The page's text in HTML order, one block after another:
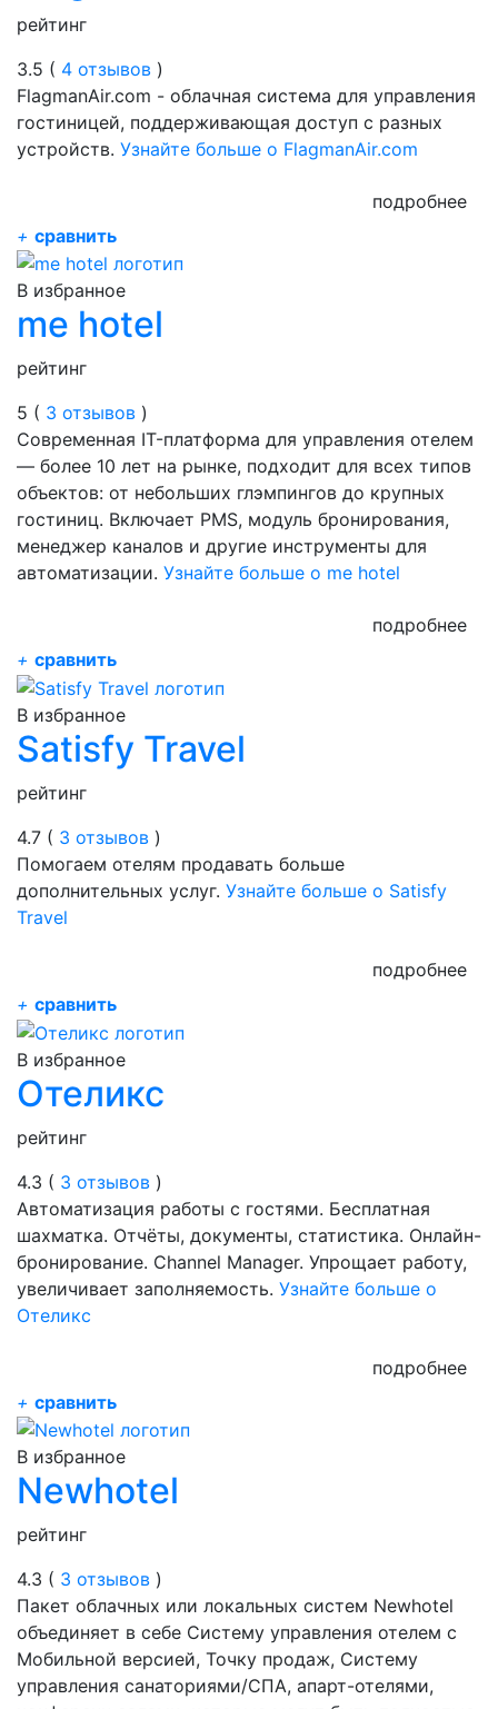
рейтинг
3.5 ( 4 отзывов )
FlagmanAir.com - облачная система для управления
гостиницей, поддерживающая доступ с разных
устройств. Узнайте больше о FlagmanAir.com
подробнее
+ сравнить
В избранное
me hotel
рейтинг
5 ( 3 отзывов )
Современная IT-платформа для управления отелем
— более 10 лет на рынке, подходит для всех типов
объектов: от небольших глэмпингов до крупных
гостиниц. Включает PMS, модуль бронирования,
менеджер каналов и другие инструменты для
автоматизации. Узнайте больше о me hotel
подробнее
+ сравнить
В избранное
Satisfy Travel
рейтинг
4.7 ( 3 отзывов )
Помогаем отелям продавать больше
дополнительных услуг. Узнайте больше о Satisfy
Travel
подробнее
+ сравнить
В избранное
Отеликс
рейтинг
4.3 ( 3 отзывов )
Автоматизация работы с гостями. Бесплатная
шахматка. Отчёты, документы, статистика. Онлайн-
бронирование. Channel Manager. Упрощает работу,
увеличивает заполняемость. Узнайте больше о
Отеликс
подробнее
+ сравнить
В избранное
Newhotel
рейтинг
4.3 ( 3 отзывов )
Пакет облачных или локальных систем Newhotel
объединяет в себе Систему управления отелем с
Мобильной версией, Точку продаж, Систему
управления санаториями/СПА, апарт-отелями,